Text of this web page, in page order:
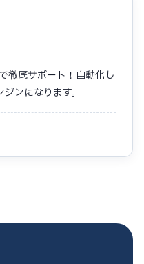
徹底サポート！自動化し
ンになります。